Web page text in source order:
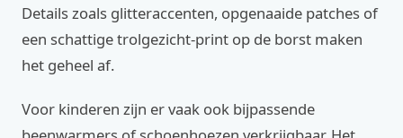
Details zoals glitteraccenten, opgenaaide patches of
een schattige trolgezicht-print op de borst maken
het geheel af.
Voor kinderen zijn er vaak ook bijpassende